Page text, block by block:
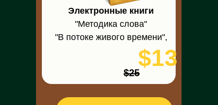
Электронные книги
"Методика слова"
"В потоке живого времени",
$25
$13